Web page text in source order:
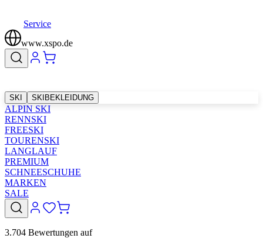
Service
www.xspo.de
SKI SKIBEKLEIDUNG
ALPIN SKI
RENNSKI
FREESKI
TOURENSKI
LANGLAUF
PREMIUM
SCHNEESCHUHE
MARKEN
SALE
3.704 Bewertungen auf